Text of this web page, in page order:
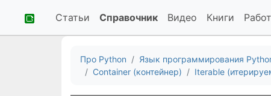
Статьи Справочник Видео Книги
Про Python Язык программирования
Container (контейнер)
Iterable